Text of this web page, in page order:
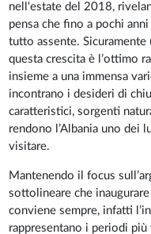
nell'estate del 2018,
pensa che fino a pochi
tutto assente. Sicuramente
questa crescita è l’ottimo
insieme a una immensa
incontrano i desideri di
caratteristici, sorgenti
rendono l’Albania uno dei
visitare.
Mantenendo il focus
sottolineare che
conviene sempre, infatti
rappresentano i periodi